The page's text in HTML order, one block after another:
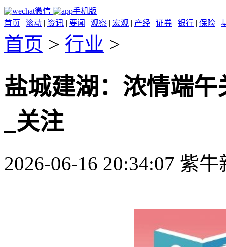
微信
手机版
首页 | 滚动 | 资讯 | 要闻 | 观察 | 宏观 | 产经 | 证券 | 银行 | 保险 |
首页 > 行业 >
盐城建湖：浓情端午
_关注
2026-06-16 20:34:07 紫牛